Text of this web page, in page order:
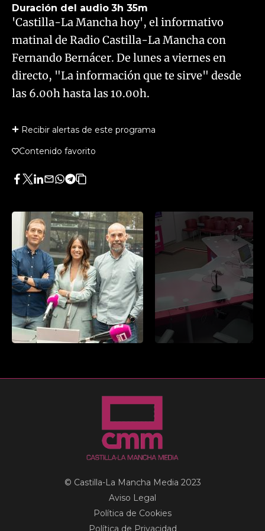
Duración del audio 3h 35m
'Castilla-La Mancha hoy', el informativo
matinal de Radio Castilla-La Mancha con
Fernando Bernácer. De lunes a viernes en
directo, "La información que te sirve" desde
las 6.00h hasta las 10.00h.
Recibir alertas de este programa
Contenido favorito
Facebook
Twitter
LinkedIn
Enviar
Whatsapp
Telegram
Copiar
artículo
© Castilla-La Mancha Media 2023
Aviso Legal
Política de Cookies
Política de Privacidad